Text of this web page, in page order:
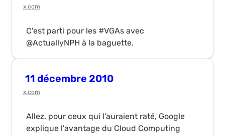
x.com
C'est parti pour les #VGAs avec
@ActuallyNPH à la baguette.
11 décembre 2010
x.com
Allez, pour ceux qui l'auraient raté, Google